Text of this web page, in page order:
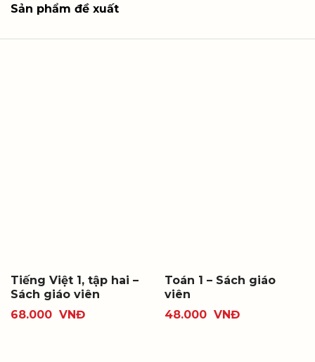
Sản phẩm đề xuất
Tiếng Việt 1, tập hai –
Sách giáo viên
68.000 VNĐ
Toán 1 – Sách giáo
viên
48.000 VNĐ